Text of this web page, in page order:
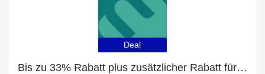
Deal
Bis zu 33% Rabatt plus zusätzlicher Rabatt für Einbaubackofen Dolce Stil Novo 60 cm STEAM100 PRO